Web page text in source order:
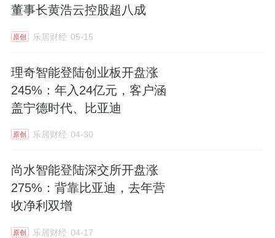
研究中心、博士后科研工作分站，研发创新实
力获得政府主管部门、行业协会及核心客户的
在标准引领层面，嘉晨智能是全国工业车辆标
准化技术委员会电气工作组唯一组长单位，主
成为行业规则的核心制定者。公司牵头制定的
《工业车辆安全监控管理系统》（GB/T38893-
2020）填补国内外空白，成为国家市场监督管
理总局修订安全技术规程的重要依据，推动国
董事长黄浩云控股超八成
原创 乐居财经 05-15
理奇智能登陆创业板开盘涨
245%：年入24亿元，客户涵
盖宁德时代、比亚迪
原创 乐居财经 04-30
尚水智能登陆深交所开盘涨
275%：背靠比亚迪，去年营
收净利双增
原创 乐居财经 04-17